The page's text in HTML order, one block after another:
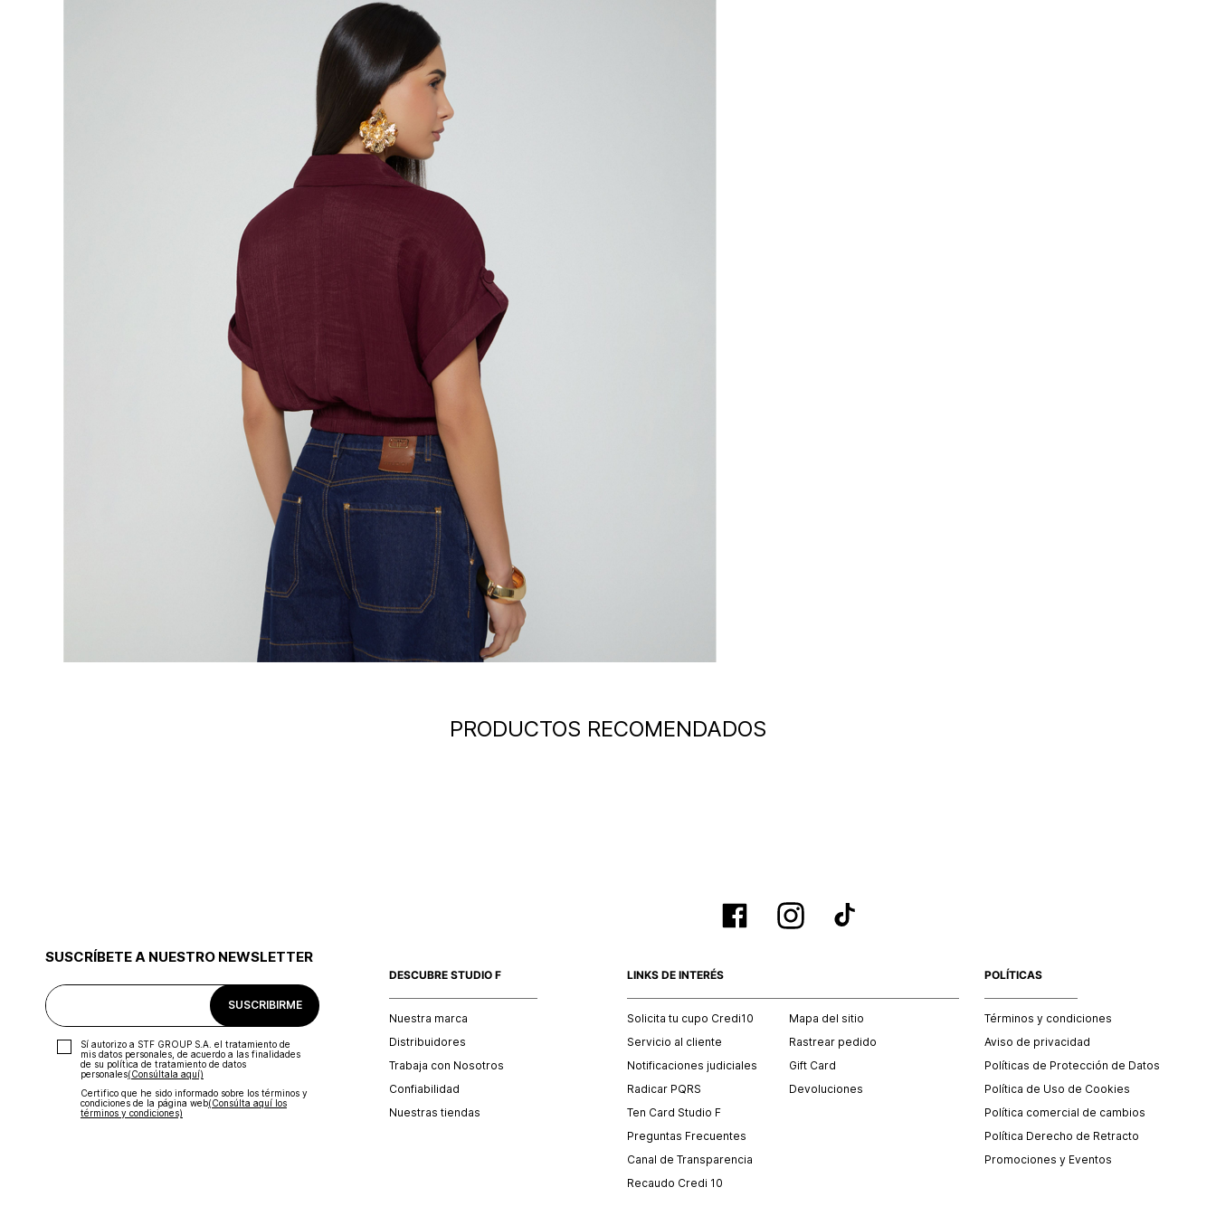
PRODUCTOS RECOMENDADOS
SUSCRÍBETE A NUESTRO NEWSLETTER
SUSCRIBIRME
Sí autorizo a STF GROUP S.A. el tratamiento de
mis datos personales, de acuerdo a las finalidades
de su política de tratamiento de datos
personales‎(Consúltala aquí)
Certifico que he sido informado sobre los términos y
condiciones de la página web‎(Consúlta aquí los
términos y condiciones)
DESCUBRE STUDIO F
Nuestra marca
Distribuidores
Trabaja con Nosotros
Confiabilidad
Nuestras tiendas
LINKS DE INTERÉS
Solicita tu cupo Credi10
Servicio al cliente
Notificaciones judiciales
Radicar PQRS
Ten Card Studio F
Preguntas Frecuentes
Canal de Transparencia
Recaudo Credi 10
Mapa del sitio
Rastrear pedido
Gift Card
Devoluciones
POLÍTICAS
Términos y condiciones
Aviso de privacidad
Políticas de Protección de Datos
Política de Uso de Cookies
Política comercial de cambios
Política Derecho de Retracto
Promociones y Eventos